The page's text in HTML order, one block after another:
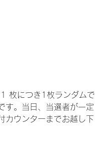
枚につき1枚ランダムで
す。当日、当選者が一定
カウンターまでお越し下